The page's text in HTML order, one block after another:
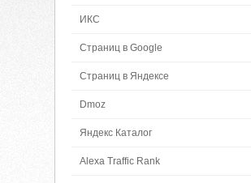
ИКС
Страниц в Google
Страниц в Яндексе
Dmoz
Яндекс Каталог
Alexa Traffic Rank